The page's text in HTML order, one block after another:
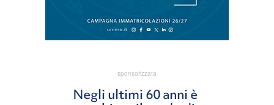
sponsorizzata